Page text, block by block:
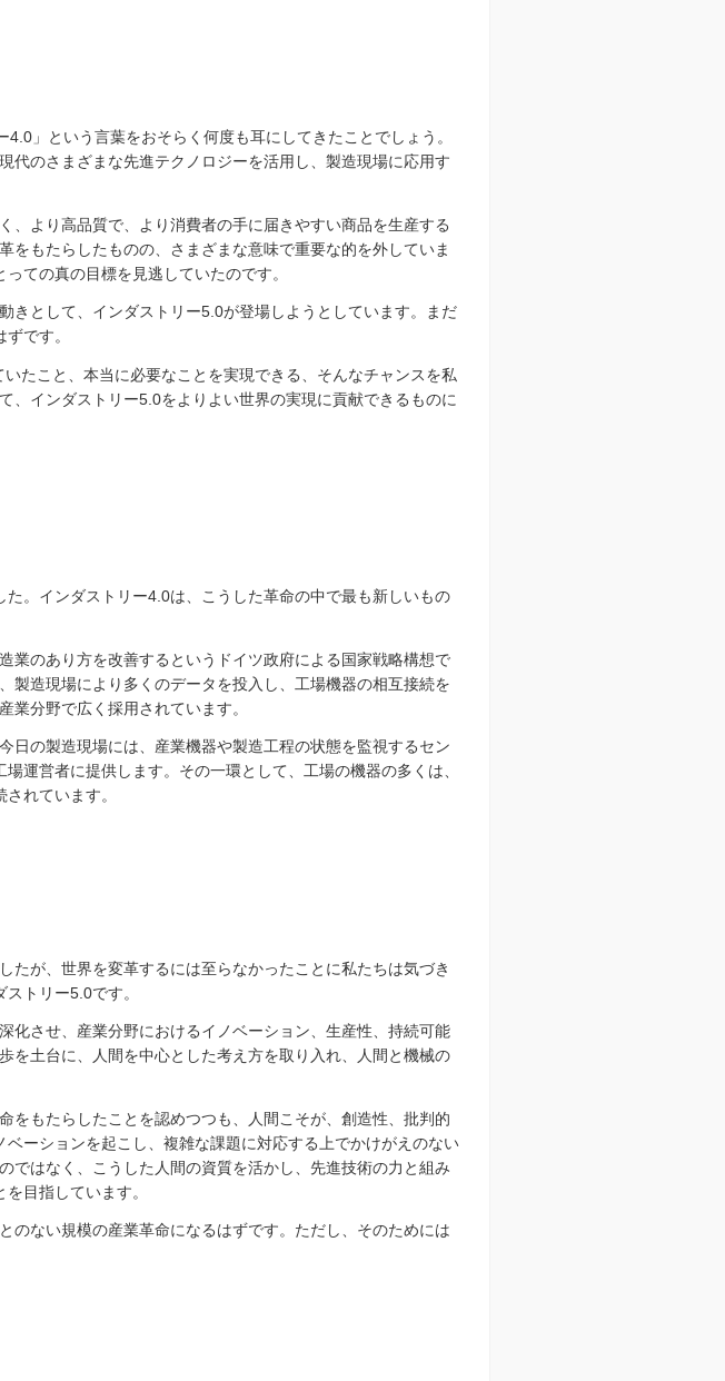
」という言葉をおそらく何度も耳にしてきたことでしょう。
代のさまざまな先進テクノロジーを活用し、製造現場に応用す
、より高品質で、より消費者の手に届きやすい商品を生産する
をもたらしたものの、さまざまな意味で重要な的を外していま
ての真の目標を見逃していたのです。
きとして、インダストリー5.0が登場しようとしています。まだ
です。
たこと、本当に必要なことを実現できる、そんなチャンスを私
、インダストリー5.0をよりよい世界の実現に貢献できるものに
。インダストリー4.0は、こうした革命の中で最も新しいもの
業のあり方を改善するというドイツ政府による国家戦略構想で
製造現場により多くのデータを投入し、工場機器の相互接続を
分野で広く採用されています。
日の製造現場には、産業機器や製造工程の状態を監視するセン
運営者に提供します。その一環として、工場の機器の多くは、
れています。
が、世界を変革するには至らなかったことに私たちは気づき
トリー5.0です。
化させ、産業分野におけるイノベーション、生産性、持続可能
を土台に、人間を中心とした考え方を取り入れ、人間と機械の
をもたらしたことを認めつつも、人間こそが、創造性、批判的
ーションを起こし、複雑な課題に対応する上でかけがえのない
ではなく、こうした人間の資質を活かし、先進技術の力と組み
目指しています。
のない規模の産業革命になるはずです。ただし、そのためには